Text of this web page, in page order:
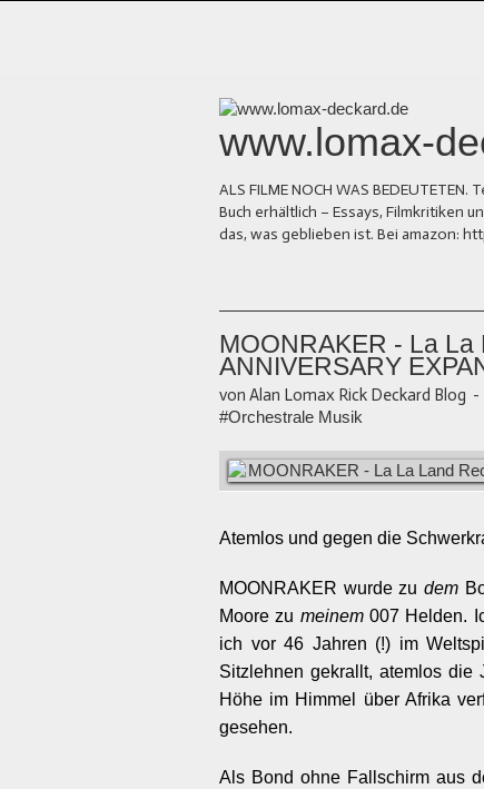
www.lomax-
ALS FILME NOCH WAS
Buch erhältlich – Essays, Filmkritiken
das, was geblieben ist. Bei amazon:
MOONRAKER - La
ANNIVERSARY
von Alan Lomax Rick Deckard Blog -
#Orchestrale Musik
Atemlos und gegen die
MOONRAKER wurde zudem
Moore zu meinem007 Helden.
ich vor 46 Jahren (!) im
Sitzlehnen gekrallt, atemlos
Höhe im Himmel über Afrika
gesehen.
Als Bond ohne Fallschirm aus